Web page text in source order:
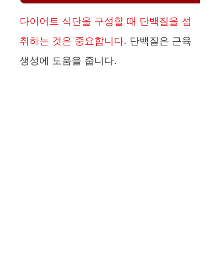
다이어트 식단을 구성할 때 단백질을 섭
취하는 것은 중요합니다. 단백질은 근육
생성에 도움을 줍니다.